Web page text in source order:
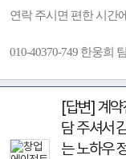
연락 주시면 편한 시간
010-40370-749 한웅희
[답변] 계
담 주셔서
는 노하우